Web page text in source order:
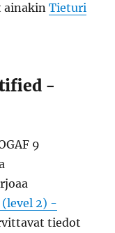
ainakinTieturi
-
9
(level 2) -
tiedot